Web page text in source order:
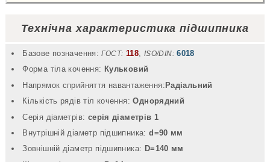
Технічна характеристика підшипника
Базове позначення: ГОСТ: 118 ISO/DIN: 6018
Форма тіла кочення: Кульковий
Напрямок сприйняття навантаження: Радіальний
Кількість рядів тіл кочення:Однорядний
Серія діаметрів: серія діаметрів 1
Внутрішній діаметр підшипника:d=90 мм
Зовнішній діаметр підшипника: D=140 мм